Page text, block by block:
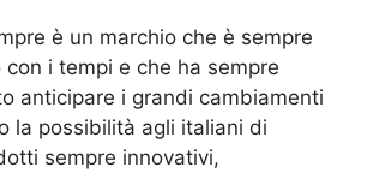
è un marchio che è sempre
i tempi e che ha sempre
anticipare i grandi cambiamenti
la possibilità agli italiani di
sempre innovativi,